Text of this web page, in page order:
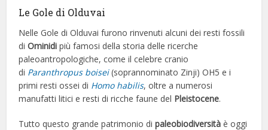
Le Gole di Olduvai
Nelle Gole di Olduvai furono rinvenuti alcuni dei resti fossili
diOminidipiù famosi della storia delle ricerche
paleoantropologiche, come il celebre cranio
di Paranthropus boisei (soprannominato Zinji) OH5 e i
primi resti ossei di Homo habilis, oltre a numerosi
manufatti litici e resti di ricche faune del Pleistocene.
Tutto questo grande patrimonio dipaleobiodiversità è oggi